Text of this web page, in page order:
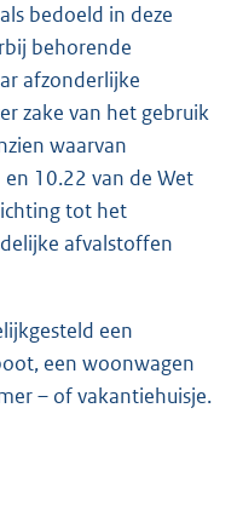
bedoeld in deze
behorende
afzonderlijke
zake van het gebruik
waarvan
10.22 van de Wet
tot het
afvalstoffen
een
een woonwagen
– of vakantiehuisje.